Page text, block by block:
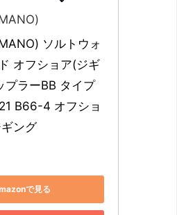
ソルトウォ
オフショア(ジギ
プラーBB タイプ
B66-4 オフショ
ング
で見る